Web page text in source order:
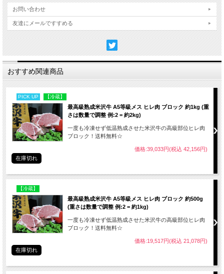
米沢牛という名前がもらえる牛は月150頭ほ
ど、なかでも等級が最高位のＡ５、更に肉質に優
れたメス牛となれば月30頭ほどしか出ません。未
経産のメス牛は去勢牛よりも、融点が低く、キメ
が細かく味もよいと言われています。
当
と枝
地で
てい
し、
生産
自信
リ落
ち
持っ
られ
お問い合わせ
友達にメールですすめる
おすすめ関連商品
PICK UP 【冷蔵】
最高級熟成米沢牛 A5等級メス ヒレ肉 ブロック 約1kg (重
さは数量で調整 例:2 = 約2kg)
一度も冷凍せず低温熟成させた米沢牛の高級部位ヒレ肉
ブロック！送料無料☆
価格:39,033円(税込 42,156円)
在庫切れ
【冷蔵】
最高級熟成米沢牛 A5等級メス ヒレ肉 ブロック 約500g
(重さは数量で調整 例:2 = 約1kg)
一度も冷凍せず低温熟成させた米沢牛の高級部位ヒレ肉
ブロック！送料無料☆
価格:19,517円(税込 21,078円)
在庫切れ